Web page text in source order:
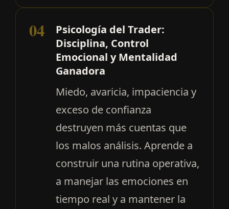
04
Psicología del Trader:
Disciplina, Control
Emocional y Mentalidad
Ganadora
Miedo, avaricia, impaciencia y
exceso de confianza
destruyen más cuentas que
los malos análisis. Aprende a
construir una rutina operativa,
a manejar las emociones en
tiempo real y a mantener la